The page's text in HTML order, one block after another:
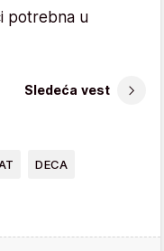
potrebna u
Sledeća vest
DECA